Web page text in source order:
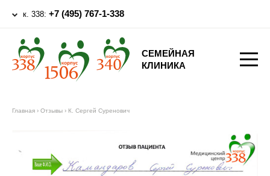
к. 338: +7 (495) 767-1-338
СЕМЕЙНАЯ
КЛИНИКА
Главная › Отзывы › К. Сергей Суренович